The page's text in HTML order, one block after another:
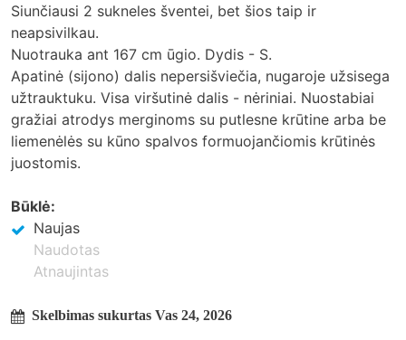
Siunčiausi 2 sukneles šventei, bet šios taip ir
neapsivilkau.
Nuotrauka ant 167 cm ūgio. Dydis - S.
Apatinė (sijono) dalis nepersišviečia, nugaroje užsisega
užtrauktuku. Visa viršutinė dalis - nėriniai. Nuostabiai
gražiai atrodys merginoms su putlesne krūtine arba be
liemenėlės su kūno spalvos formuojančiomis krūtinės
juostomis.
Būklė:
Naujas
Naudotas
Atnaujintas
Skelbimas sukurtas Vas 24, 2026